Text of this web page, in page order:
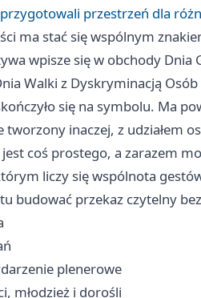
przestrzeń dla
ma stać się wspólnym
wpisze się w obchody
Walki z Dyskryminacją
się na symbolu. Ma
inaczej, z udziałem
coś prostego, a zarazem
liczy się wspólnota
budować przekaz czytelny
plenerowe
młodzież i dorośli